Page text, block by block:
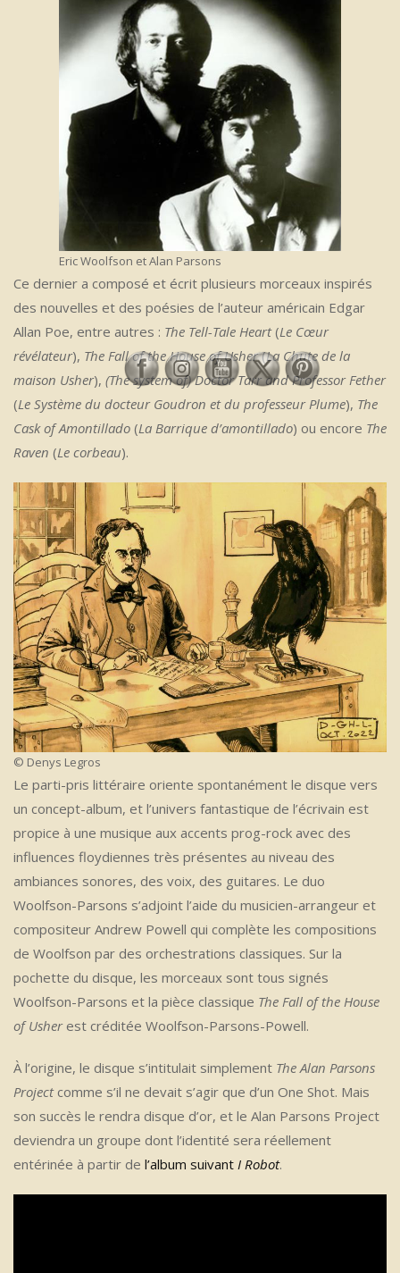
Eric Woolfson et Alan Parsons
Ce dernier a composé et écrit plusieurs morceaux inspirés
des nouvelles et des poésies de l’auteur américain Edgar
Allan Poe, entre autres : The Tell-Tale Heart(Le Cœur
révélateur), The Fall of the House of Usher(La Chute de la
maison Usher), (The system of) Doctor Tarr and Professor Fether
(Le Système du docteur Goudron et du professeur Plume), The
Cask of Amontillado (La Barrique d’amontillado) ou encore The
Raven (Le corbeau).
© Denys Legros
Le parti-pris littéraire oriente spontanément le disque vers
un concept-album, et l’univers fantastique de l’écrivain est
propice à une musique aux accents prog-rock avec des
influences floydiennes très présentes au niveau des
ambiances sonores, des voix, des guitares. Le duo
Woolfson-Parsons s’adjoint l’aide du musicien-arrangeur et
compositeur Andrew Powell qui complète les compositions
de Woolfson par des orchestrations classiques. Sur la
pochette du disque, les morceaux sont tous signés
Woolfson-Parsons et la pièce classique The Fall of the House
of Usherest créditée Woolfson-Parsons-Powell.
À l’origine, le disque s’intitulait simplement The Alan Parsons
Projectcomme s’il ne devait s’agir que d’un One Shot. Mais
son succès le rendra disque d’or, et le Alan Parsons Project
deviendra un groupe dont l’identité sera réellement
entérinée à partir de l’album suivant I Robot.